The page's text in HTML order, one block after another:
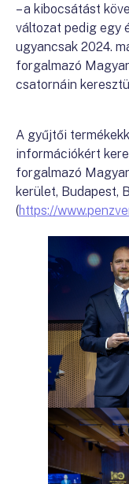
– a kibocsátást
változat pedig egy
ugyancsak 2024.
forgalmazó
csatornáin
A gyűjtői
információkért
forgalmazó
kerület, Budapest,
(https://